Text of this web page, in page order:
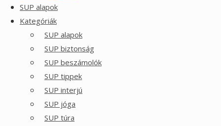
SUP alapok
Kategóriák
SUP alapok
SUP biztonság
SUP beszámolók
SUP tippek
SUP interjú
SUP jóga
SUP túra